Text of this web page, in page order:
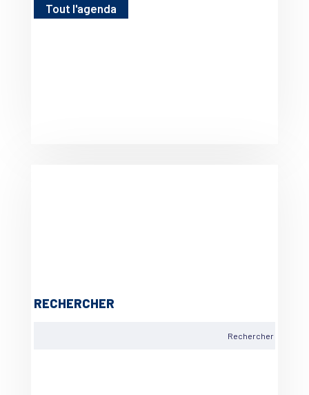
Tout l'agenda
RECHERCHER